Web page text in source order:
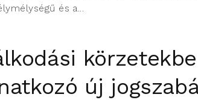
és a...
új